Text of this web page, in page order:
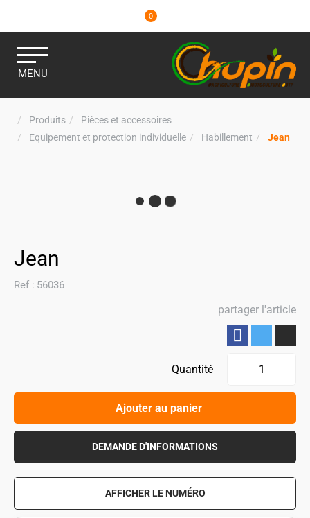
0
MENU
Produits
Pièces et accessoires
Equipement et protection individuelle
Habillement Jean
Jean
Ref : 56036
partager l'article
Quantité
Ajouter au panier
DEMANDE D'INFORMATIONS
AFFICHER LE NUMÉRO